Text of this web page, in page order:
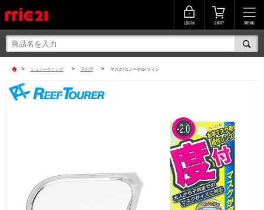
> シュノーケリング > 子供用 > マスク/スノーケル/フィン